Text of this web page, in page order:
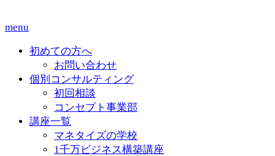
menu
初めての方へ
お問い合わせ
個別コンサルティング
初回相談
コンセプト事業部
講座一覧
マネタイズの学校
1千万ビジネス構築講座